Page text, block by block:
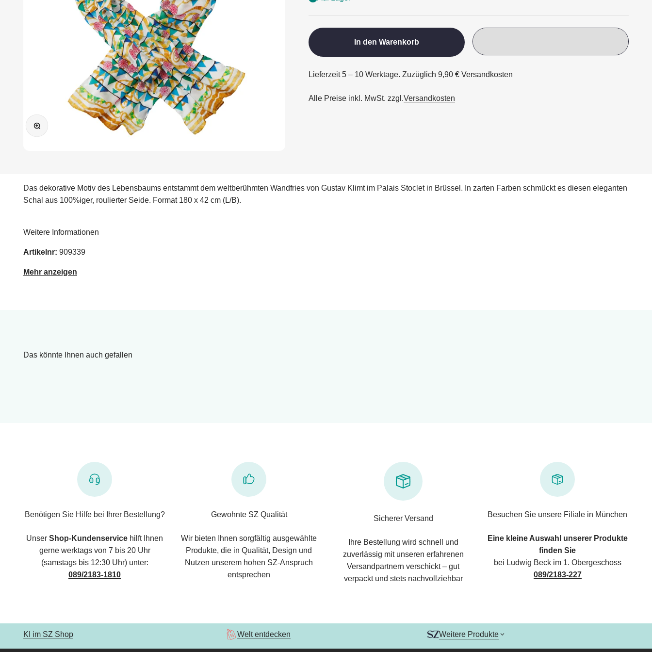
Bild vergrößern
In den Warenkorb
Lieferzeit 5 – 10 Werktage. Zuzüglich 9,90 € Versandkosten
Alle Preise inkl. MwSt. zzgl.Versandkosten
Das dekorative Motiv des Lebensbaums entstammt dem weltberühmten Wandfries von Gustav Klimt im Palais Stoclet in Brüssel. In zarten Farben schmückt es diesen eleganten
Schal aus 100%iger, roulierter Seide. Format 180 x 42 cm (L/B).
Weitere Informationen
Artikelnr: 909339
Mehr anzeigen
Das könnte Ihnen auch gefallen
Benötigen Sie Hilfe bei Ihrer Bestellung?
Unser Shop-Kundenservice hilft Ihnen
gerne werktags von 7 bis 20 Uhr
(samstags bis 12:30 Uhr) unter:
089/2183-1810
Gewohnte SZ Qualität
Wir bieten Ihnen sorgfältig ausgewählte
Produkte, die in Qualität, Design und
Nutzen unserem hohen SZ-Anspruch
entsprechen
Sicherer Versand
Ihre Bestellung wird schnell und
zuverlässig mit unseren erfahrenen
Versandpartnern verschickt – gut
verpackt und stets nachvollziehbar
Besuchen Sie unsere Filiale in München
Eine kleine Auswahl unserer Produkte
finden Sie
bei Ludwig Beck im 1. Obergeschoss
089/2183-227
KI im SZ Shop Welt entdecken Weitere Produkte